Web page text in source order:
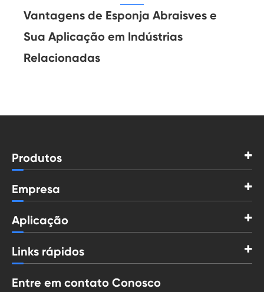
Vantagens de Esponja Abraisves e
Sua Aplicação em Indústrias
Relacionadas
Produtos
Empresa
Aplicação
Links rápidos
Entre em contato Conosco